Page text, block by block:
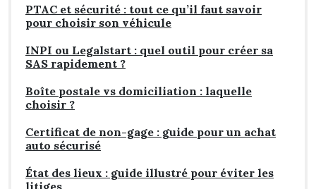
PTAC et sécurité : tout ce qu’il faut savoir
pour choisir son véhicule
INPI ou Legalstart : quel outil pour créer sa
SAS rapidement ?
Boîte postale vs domiciliation : laquelle
choisir ?
Certificat de non-gage : guide pour un achat
auto sécurisé
État des lieux : guide illustré pour éviter les